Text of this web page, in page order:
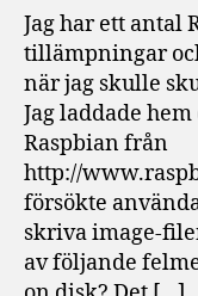
Jag har ett antal
tillämpningar
när jag skulle
Jag laddade
Raspbian från
http://
försökte
skriva image-
av följande